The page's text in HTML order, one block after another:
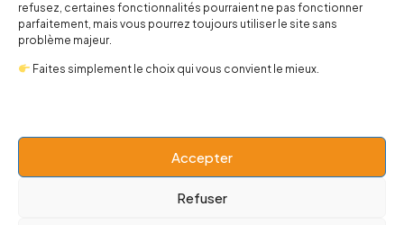
refusez, certaines fonctionnalités pourraient ne pas fonctionner
parfaitement, mais vous pourrez toujours utiliser le site sans
problème majeur.
Faites simplement le choix qui vous convient le mieux.
Accepter
Refuser
Follow us